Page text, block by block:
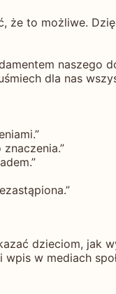
że to możliwe.
naszego
dla nas
dzieciom, jak
w mediach